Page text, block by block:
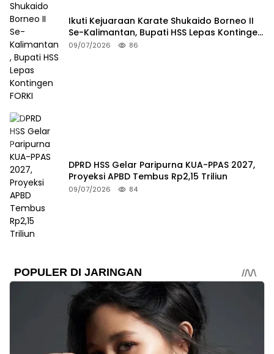
Ikuti Kejuaraan Karate Shukaido Borneo II
Se-Kalimantan, Bupati HSS Lepas Kontingen
FORKI
09/07/2026 86
DPRD HSS Gelar Paripurna KUA-PPAS 2027,
Proyeksi APBD Tembus Rp2,15 Triliun
09/07/2026 84